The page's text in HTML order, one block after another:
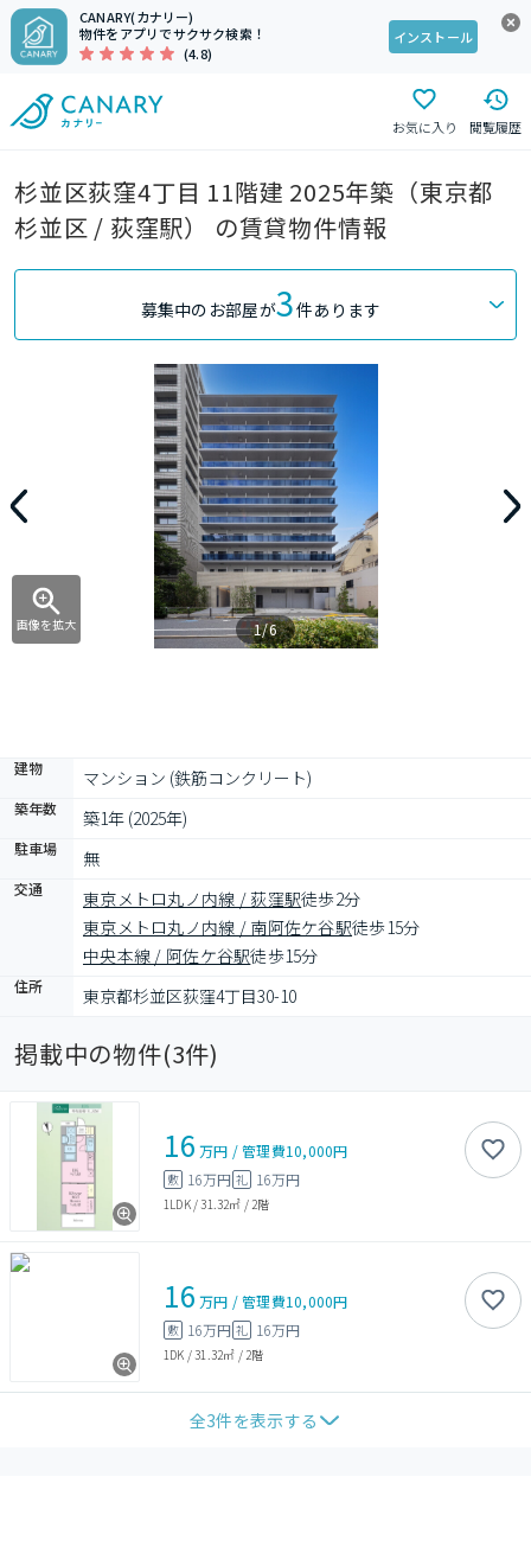
CANARY(カナリー)
物件をアプリでサクサク検索！
(4.8)
インストール
お気に入り 閲覧履歴
杉並区荻窪4丁目 11階建 2025年築（東京都
杉並区 / 荻窪駅） の賃貸物件情報
募集中のお部屋が3件あります
画像を拡大 1/6
建物 マンション (鉄筋コンクリート)
築年数 築1年 (2025年)
駐車場 無
交通 東京メトロ丸ノ内線 / 荻窪駅徒歩2分
東京メトロ丸ノ内線 / 南阿佐ケ谷駅徒歩15分
中央本線 / 阿佐ケ谷駅徒歩15分
住所 東京都杉並区荻窪4丁目30-10
掲載中の物件(3件)
16 万円 /管理費10,000円
敷 16万円 礼 16万円
1LDK/31.32㎡ / 2階
16 万円 /管理費10,000円
敷 16万円 礼 16万円
1DK /31.32㎡ / 2階
全3件を表示する